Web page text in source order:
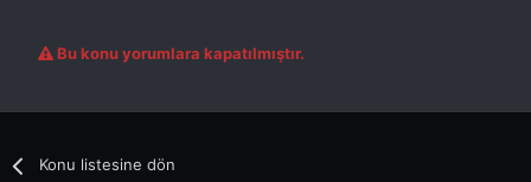
Bu konu yorumlara kapatılmıştır.
Konu listesine dön